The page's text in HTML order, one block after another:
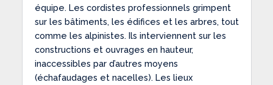
équipe. Les cordistes professionnels grimpent
sur les bâtiments, les édifices et les arbres, tout
comme les alpinistes. Ils interviennent sur les
constructions et ouvrages en hauteur,
inaccessibles par d’autres moyens
(échafaudages et nacelles). Les lieux